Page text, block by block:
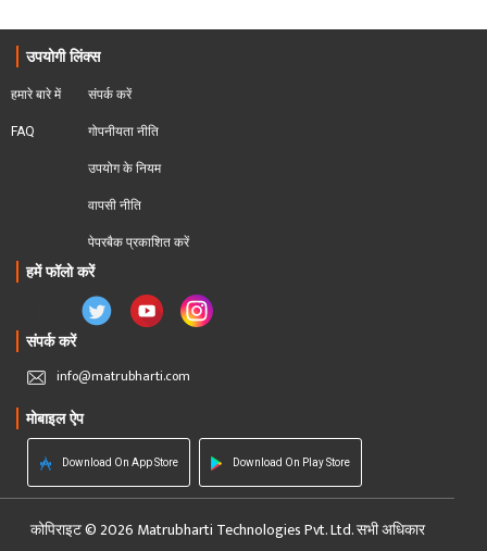
उपयोगी लिंक्स
हमारे बारे में
FAQ
संपर्क करें
गोपनीयता नीति
उपयोग के नियम
वापसी नीति
पेपरबैक प्रकाशित करें
हमें फॉलो करें
संपर्क करें
info@matrubharti.com
मोबाइल ऐप
Download On App Store Download On Play Store
कोपिराइट © 2026 Matrubharti Technologies Pvt. Ltd. सभी अधिकार